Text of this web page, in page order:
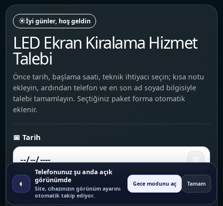
☀️İyi günler, hoş geldin
LED Ekran Kiralama Hizmet
Talebi
Önce tarih, başlama saati, teknik ihtiyacı seçin; kısa notu
ekleyin, ardından telefon ve en son ad soyad bilgisiyle
talebi tamamlayın. Seçtiğiniz paket forma otomatik
eklenir.
📅 Tarih
Dokununca takvim açılır
⏰ Başlama saati
◐
Telefonunuz şu anda açık
görünümde
Site, cihazınızın görünüm ayarını
otomatik takip ediyor.
Gece modunu aç Tamam